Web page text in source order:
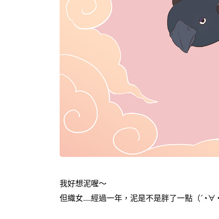
我好想泥喔～
但織女....經過一年，泥是不是胖了一點（